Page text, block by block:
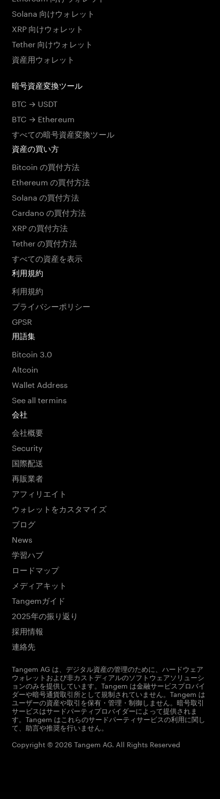
Solana 向けウォレット
XRP 向けウォレット
Tether 向けウォレット
資産用ウォレット
暗号資産変換ツール
BTC → USDT
BTC → Ethereum
すべての暗号資産変換ツール
資産の買い方
Bitcoin の買付方法
Ethereum の買付方法
Solana の買付方法
Cardano の買付方法
XRP の買付方法
Tether の買付方法
すべての資産を表示
利用規約
利用規約
プライバシーポリシー
GPSR
用語集
Bitcoin 3.0
Altcoin
Wallet Address
See all termins
会社
会社概要
Security
国際配送
再販業者
アフィリエイト
ウォレットをカスタマイズ
ブログ
News
学習ハブ
ロードマップ
メディアキット
Tangemガイド
2025年の振り返り
採用情報
連絡先
Tangem AG は、デジタル資産の管理のために、ハードウェア
ウォレットおよび非カストディアルのソフトウェアソリューシ
ョンのみを提供しています。Tangem は金融サービスプロバイ
ダーや暗号通貨取引所として規制されていません。Tangem は
ユーザーの資産や取引を保有・管理・制御しません。暗号取引
サービスはサードパーティプロバイダーによって提供されま
す。Tangem はこれらのサードパーティサービスの利用に関し
て、助言や推奨を行いません。